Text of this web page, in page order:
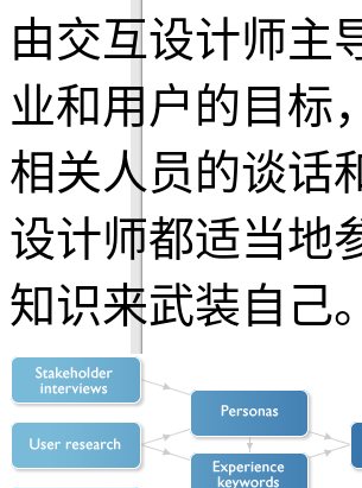
由交互设计师主
业和用户的目标
相关人员的谈话
设计师都适当地
知识来武装自己。